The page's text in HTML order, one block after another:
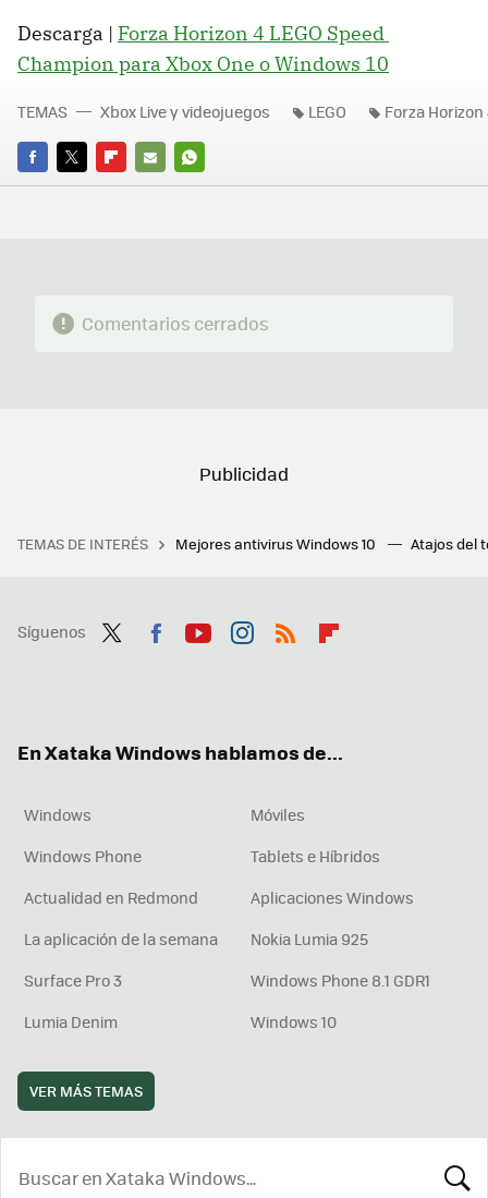
Descarga | Forza Horizon 4 LEGO Speed ​​
Champion para Xbox One o Windows 10
FACEBOOK
TWITTERFLIPBOARD
E-
WHATSAPP
TEMAS Xbox Live y videojuegos LEGO Forza Horizon
Comentarios cerrados
TEMAS DE INTERÉS Mejores antivirus Windows 10 Atajos del
Síguenos
En Xataka Windows hablamos de...
Windows
Móviles
Windows Phone
Tablets e Híbridos
Actualidad en Redmond
Aplicaciones Windows
La aplicación de la semana
Nokia Lumia 925
Surface Pro 3
Windows Phone 8.1 GDR1
Lumia Denim
Windows 10
VER MÁS TEMAS